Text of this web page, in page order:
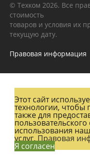
© Техком 2026. Все
стоимость
товаров и условия их
текущую дату.
Правовая информация
Этот сайт
технологии, чтобы
также для
использования
услуг.Правовая
Я согласен